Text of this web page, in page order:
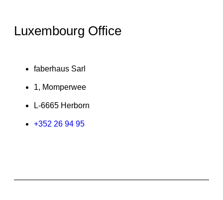
Luxembourg Office
faberhaus Sarl
1, Momperwee
L-6665 Herborn
+352 26 94 95